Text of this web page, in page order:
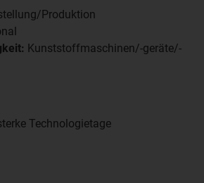
Produktion
Kunststoffmaschinen/-geräte/-
Technologietage